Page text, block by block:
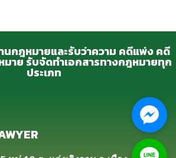
นกฎหมายและรับว่าความ คดีแพ่ง คดี
าย รับจัดทำเอกสารทางกฎหมายทุก
ประเภท